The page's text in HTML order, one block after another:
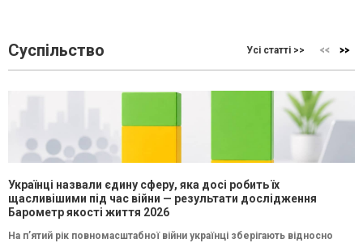
Суспільство Усі статті >>
Українці назвали єдину сферу, яка досі робить їх
щасливішими під час війни — результати дослідження
Барометр якості життя 2026
На п’ятий рік повномасштабної війни українці зберігають відносно